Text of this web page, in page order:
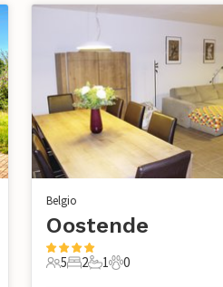
Belgio
Oostende
5 Ospiti
5
2 Camere da letto
2
1 Bagno
1
0 Animali domestici
0